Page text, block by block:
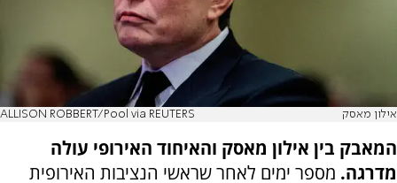
אילון מאסק ALLISON ROBBERT/Pool via REUTERS
המאבק בין אילון מאסק והאיחוד האירופי עולה
מדרגה. מספר ימים לאחר שראשי הנציבות האירופית